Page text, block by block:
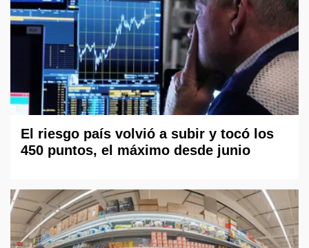
El riesgo país volvió a subir y tocó los
450 puntos, el máximo desde junio